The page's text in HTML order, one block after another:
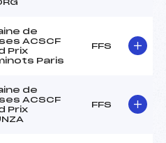
de
ACSCF
Prix
Paris
FFS
de
ACSCF
Prix
FFS